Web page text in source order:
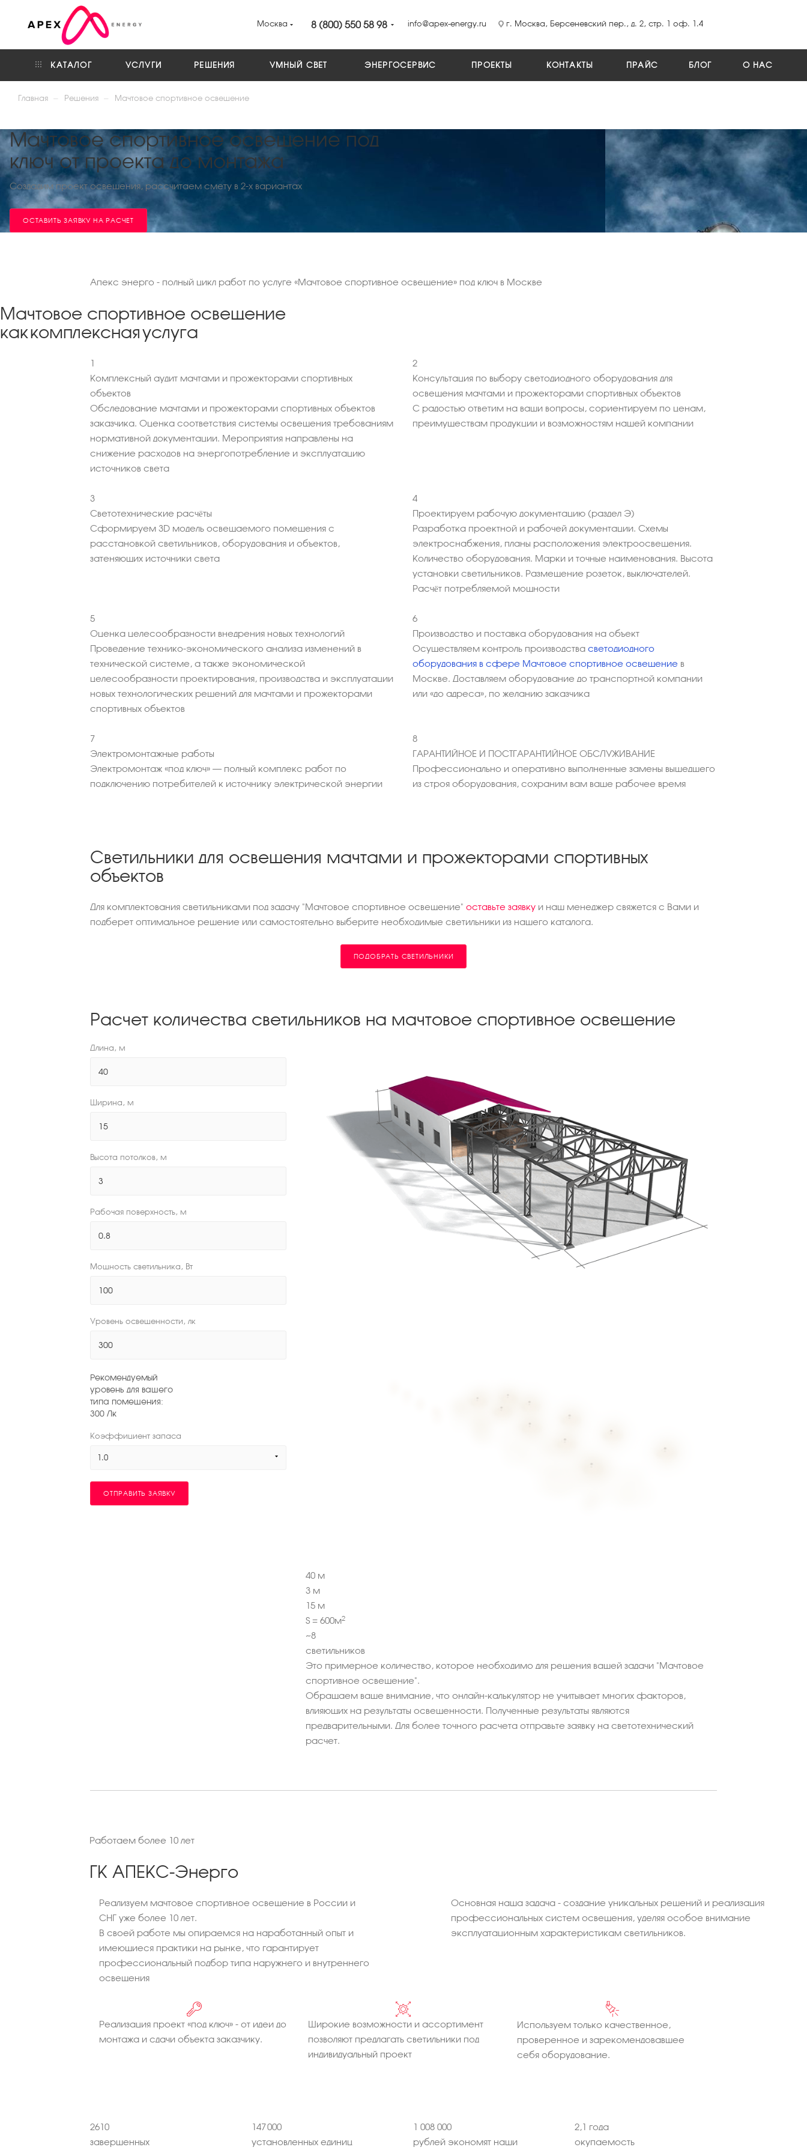
Москва 8 (800) 550 58 98 info@apex-energy.ru г. Москва, Берсеневский пер., д. 2, стр. 1 оф. 1.4
КАТАЛОГ УСЛУГИ РЕШЕНИЯ УМНЫЙ СВЕТ ЭНЕРГОСЕРВИС ПРОЕКТЫ КОНТАКТЫ ПРАЙС БЛОГ О НАС
Главная — Решения — Мачтовое спортивное освещение
Мачтовое спортивное освещение под
ключ от проекта до монтажа
Создадим проект освещения, рассчитаем смету в 2-х вариантах
ОСТАВИТЬ ЗАЯВКУ НА РАСЧЕТ
Апекс энерго - полный цикл работ по услуге «Мачтовое спортивное освещение» под ключ в Москве
Мачтовое спортивное освещение
как комплексная услуга
1
Комплексный аудит мачтами и прожекторами спортивных
объектов
Обследование мачтами и прожекторами спортивных объектов
заказчика. Оценка соответствия системы освещения требованиям
нормативной документации. Мероприятия направлены на
снижение расходов на энергопотребление и эксплуатацию
источников света
2
Консультация по выбору светодиодного оборудования для
освещения мачтами и прожекторами спортивных объектов
С радостью ответим на ваши вопросы, сориентируем по ценам,
преимуществам продукции и возможностям нашей компании
3
Светотехнические расчёты
Сформируем 3D модель освещаемого помещения с
расстановкой светильников, оборудования и объектов,
затеняющих источники света
4
Проектируем рабочую документацию (раздел Э)
Разработка проектной и рабочей документации. Схемы
электроснабжения, планы расположения электроосвещения.
Количество оборудования. Марки и точные наименования. Высота
установки светильников. Размещение розеток, выключателей.
Расчёт потребляемой мощности
5
Оценка целесообразности внедрения новых технологий
Проведение технико-экономического анализа изменений в
технической системе, а также экономической
целесообразности проектирования, производства и эксплуатации
новых технологических решений для мачтами и прожекторами
спортивных объектов
6
Производство и поставка оборудования на объект
Осуществляем контроль производства светодиодного
оборудования в сфере Мачтовое спортивное освещение в
Москве. Доставляем оборудование до транспортной компании
или «до адреса», по желанию заказчика
7
Электромонтажные работы
Электромонтаж «под ключ» – полный комплекс работ по
подключению потребителей к источнику электрической энергии
8
ГАРАНТИЙНОЕ И ПОСТГАРАНТИЙНОЕ ОБСЛУЖИВАНИЕ
Профессионально и оперативно выполненные замены вышедшего
из строя оборудования, сохраним вам ваше рабочее время
Светильники для освещения мачтами и прожекторами спортивных
объектов
Для комплектования светильниками под задачу "Мачтовое спортивное освещение" оставьте заявку и наш менеджер свяжется с Вами и
подберет оптимальное решение или самостоятельно выберите необходимые светильники из нашего каталога.
ПОДОБРАТЬ СВЕТИЛЬНИКИ
Расчет количества светильников на мачтовое спортивное освещение
Длина, м
Ширина, м
Высота потолков, м
Рабочая поверхность, м
Мощность светильника, Вт
Уровень освещенности, лк
Рекомендуемый
уровень для вашего
типа помещения:
300 Лк
Коэффициент запаса
1.0
ОТПРАВИТЬ ЗАЯВКУ
40м
3м
15м
S = 600м2
~8
светильников
Это примерное количество, которое необходимо для решения вашей задачи "Мачтовое
спортивное освещение".
Обращаем ваше внимание, что онлайн-калькулятор не учитывает многих факторов,
влияющих на результаты освещенности. Полученные результаты являются
предварительными. Для более точного расчета отправьте заявку на светотехнический
расчет.
Работаем более 10 лет
ГК АПЕКС-Энерго
Реализуем мачтовое спортивное освещение в России и
СНГ уже более 10 лет.
В своей работе мы опираемся на наработанный опыт и
имеющиеся практики на рынке, что гарантирует
профессиональный подбор типа наружнего и внутреннего
освещения
Основная наша задача - создание уникальных решений и реализация
профессиональных систем освещения, уделяя особое внимание
эксплуатационным характеристикам светильников.
Реализация проект «под ключ» - от идеи до
монтажа и сдачи объекта заказчику.
Широкие возможности и ассортимент
позволяют предлагать светильники под
индивидуальный проект
Используем только качественное,
проверенное и зарекомендовавшее
себя оборудование.
2610
завершенных
147 000
установленных единиц
1 008 000
рублей экономят наши
2,1 года
окупаемость